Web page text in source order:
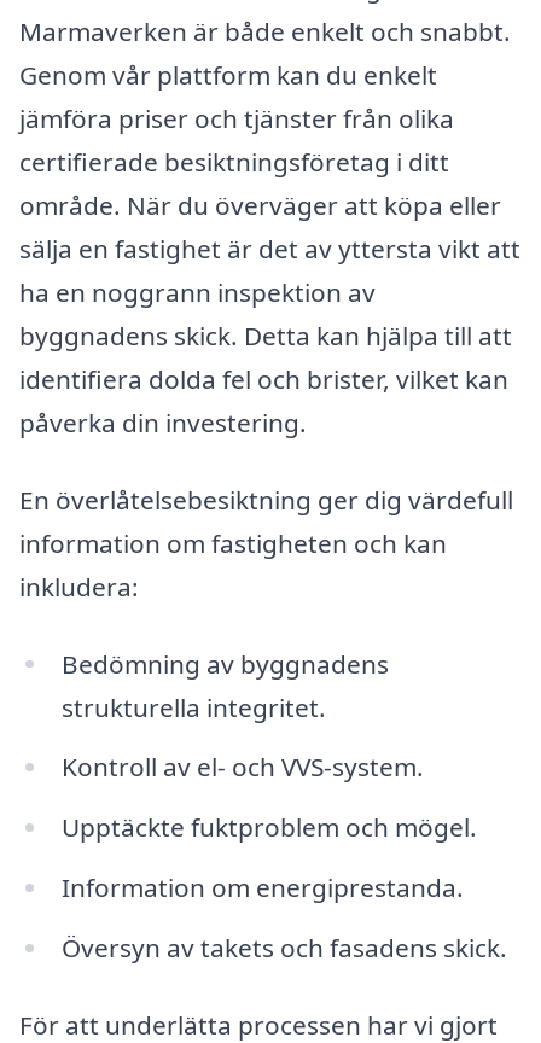
Marmaverken är både enkelt och snabbt.
Genom vår plattform kan du enkelt
jämföra priser och tjänster från olika
certifierade besiktningsföretag i ditt
område. När du överväger att köpa eller
sälja en fastighet är det av yttersta vikt att
ha en noggrann inspektion av
byggnadens skick. Detta kan hjälpa till att
identifiera dolda fel och brister, vilket kan
påverka din investering.
En överlåtelsebesiktning ger dig värdefull
information om fastigheten och kan
inkludera:
Bedömning av byggnadens
strukturella integritet.
Kontroll av el- och VVS-system.
Upptäckte fuktproblem och mögel.
Information om energiprestanda.
Översyn av takets och fasadens skick.
För att underlätta processen har vi gjort